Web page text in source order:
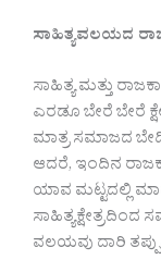
ಸಾಹಿತ್ಯವಲಯದ
ಸಾಹಿತ್ಯ ಮತ್ತು
ಎರಡೂ ಬೇರೆ ಬೇರೆ
ಮಾತ್ರ ಸಮಾಜದ
ಆದರೆ, ಇಂದಿನ
ಯಾವ ಮಟ್ಟದಲ್ಲಿ
ಸಾಹಿತ್ಯಕ್ಷೇತ್ರದಿಂದ
ವಲಯವು ದಾರಿ